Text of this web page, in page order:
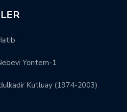
Yöntem-1
Kutluay (1974-2003)